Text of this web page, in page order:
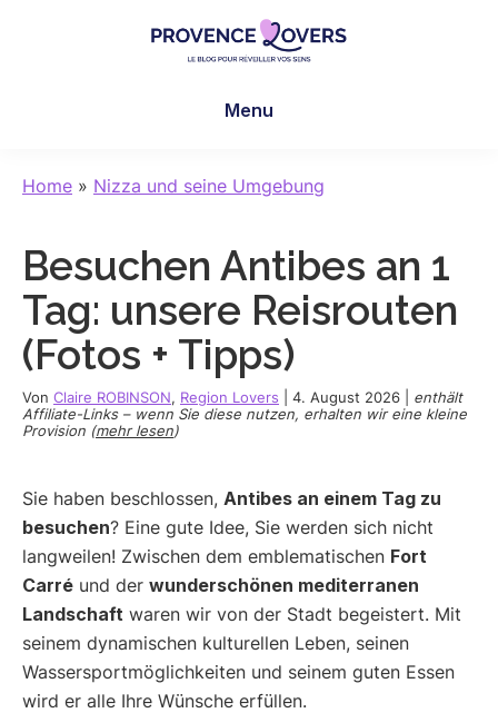
in
zu
-
Le
de
Claire
Manu
Menu
Home » Nizza und seine Umgebung
Besuchen Antibes an 1
Tag: unsere Reisrouten
(Fotos + Tipps)
Von Claire ROBINSON, Region Lovers 4. August 2026
enthält
Affiliate-Links – wenn Sie diese nutzen, erhalten wir eine kleine
Provision (mehr lesen)
Sie haben beschlossen, Antibes an einem Tag zu
besuchen? Eine gute Idee, Sie werden sich nicht
langweilen! Zwischen dem emblematischen Fort
Carré und der wunderschönen mediterranen
Landschaft waren wir von der Stadt begeistert. Mit
seinem dynamischen kulturellen Leben, seinen
Wassersportmöglichkeiten und seinem guten Essen
wird er alle Ihre Wünsche erfüllen.